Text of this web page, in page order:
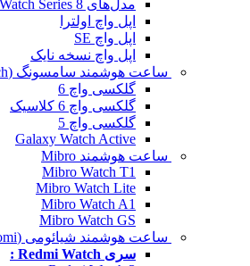
مدل‌های Apple Watch Series 8
اپل واچ اولترا
اپل واچ SE
اپل واچ نسخه نایک
ساعت هوشمند سامسونگ (Galaxy Watch)
گلکسی واچ 6
گلکسی واچ 6 کلاسیک
گلکسی واچ 5
Galaxy Watch Active
ساعت هوشمند Mibro
Mibro Watch T1
Mibro Watch Lite
Mibro Watch A1
Mibro Watch GS
ساعت هوشمند شیائومی (Xiaomi)
سری Redmi Watch :